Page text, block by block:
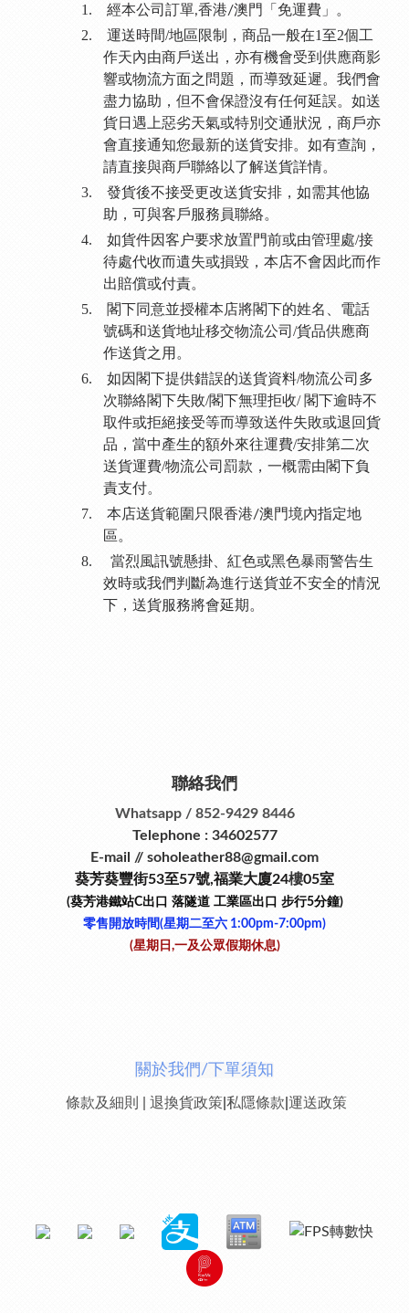
1. 經本公司訂單,香港/澳門「免運費」。
2.
運送時間/地區限制，商品一般在1至2個工
作天內由商戶送出，亦有機會受到供應商影
響或物流方面之問題，而導致延遲。我們會
盡力協助，但不會保證沒有任何延誤。如送
貨日遇上惡劣天氣或特別交通狀況，商戶亦
會直接通知您最新的送貨安排。如有查詢，
請直接與商戶聯絡以了解送貨詳情。
3.
發貨後不接受更改送貨安排，如需其他協
助，可與客戶服務員聯絡。
4.
如貨件因客户要求放置門前或由管理處/接
待處代收而遺失或損毀，本店不會因此而作
出賠償或付責。
5.
閣下同意並授權本店將閣下的姓名、電話
號碼和送貨地址移交物流公司 /貨品供應商
作送貨之用。
6.
如因閣下提供錯誤的送貨資料/物流公司多
次聯絡閣下失敗/閣下無理拒收/ 閣下逾時不
取件或拒絕接受等而導致送件失敗或退回貨
品，當中產生的額外來往運費/安排第二次
送貨運費/物流公司罰款，一概需由閣下負
責支付。
7.
本店送貨範圍只限香港/澳門境內指定地
區。
8.
當烈風訊號懸掛、紅色或黑色暴雨警告生
效時或我們判斷為進行送貨並不安全的情況
下，送貨服務將會延期。
聯絡我們
Whatsapp / 852-9429 8446
Telephone : 34602577
E-mail // soholeather88@gmail.com
葵芳葵豐街53至57號,福業大廈24樓05室
(葵芳港鐵站C出口 落隧道 工業區出口 步行5分鐘)
零售開放時間(星期二至六​ 1:00pm-7:00pm)
(星期日,一及公眾假期休息)
關於我們/下單須知
條款及細則 退換貨政策 私隱條款 運送政策